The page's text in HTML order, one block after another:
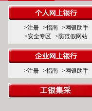
>注册 >指南
>网银助手
>安全专区
>防范假网站
>注册 >指南 >网银助手